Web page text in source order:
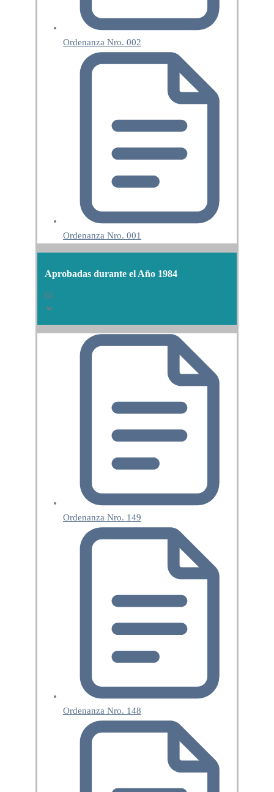
Ordenanza Nro. 002
Ordenanza Nro. 001
Aprobadas durante el Año 1984
66
Ordenanza Nro. 149
Ordenanza Nro. 148